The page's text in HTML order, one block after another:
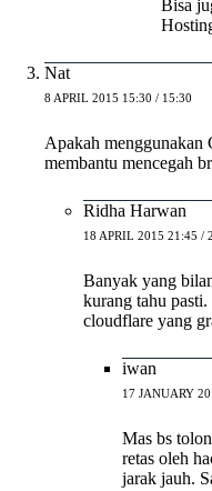
Bisa
Nat
8 APRIL 2015 15:30 / 15:30
Apakah
membantu mencegah
Ridha Harwan
18 APRIL 2015 21:45 /
Banyak yang
kurang tahu
cloudflare yang
iwan
17 JANUARY
Mas bs
retas oleh
jarak jauh.